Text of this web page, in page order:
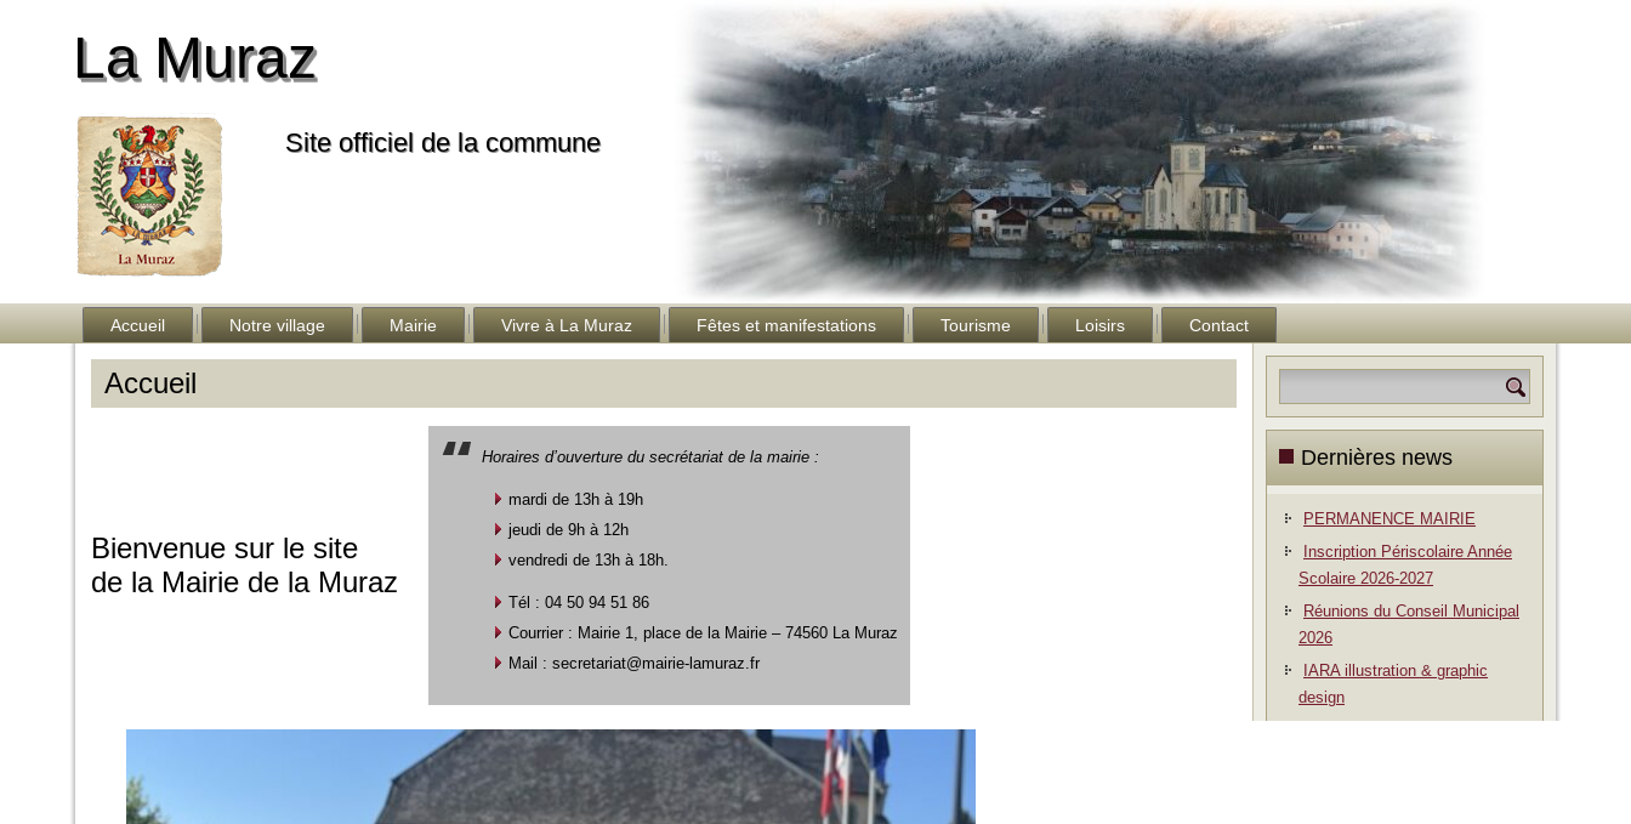
La Muraz
Site officiel de la commune
Accueil Notre village Mairie Vivre à La Muraz Fêtes et manifestations Tourisme Loisirs Contact
Accueil
Bienvenue sur le site
de la Mairie de la Muraz
Horaires d’ouverture du secrétariat de la mairie :
mardi de 13h à 19h
jeudi de 9h à 12h
vendredi de 13h à 18h.
Tél : 04 50 94 51 86
Courrier : Mairie 1, place de la Mairie – 74560 La Muraz
Mail : secretariat@mairie-lamuraz.fr
Dernières news
PERMANENCE MAIRIE
Inscription Périscolaire Année
Scolaire 2026-2027
Réunions du Conseil Municipal
2026
IARA illustration & graphic
design